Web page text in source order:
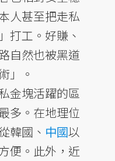
人甚至把走私
打工。好賺、
自然也被黑道
」。
金塊活躍的區
多。在地理位
韓國、 中國以
便。此外，近